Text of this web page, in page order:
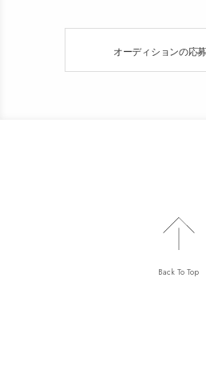
オーディションの応
Back To Top